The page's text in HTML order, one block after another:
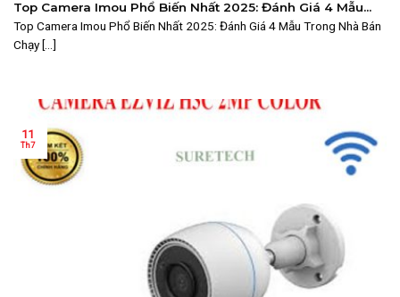
Top Camera Imou Phổ Biến Nhất 2025: Đánh Giá 4 Mẫu
Trong Nhà Bán Chạy
Top Camera Imou Phổ Biến Nhất 2025: Đánh Giá 4 Mẫu Trong Nhà Bán
Chạy [...]
11
Th7